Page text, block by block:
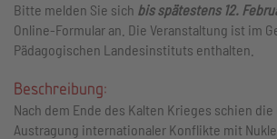
Bitte melden Sie sich bis spätestens 12.
Online-Formular an. Die Veranstaltung ist im
Pädagogischen Landesinstituts enthalten.
Beschreibung:
Nach dem Ende des Kalten Krieges schien
Austragung internationaler Konflikte mit